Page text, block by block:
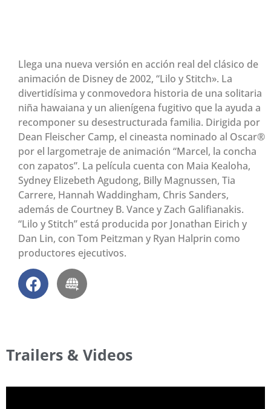
Llega una nueva versión en acción real del clásico de
animación de Disney de 2002, “Lilo y Stitch». La
divertidísima y conmovedora historia de una solitaria
niña hawaiana y un alienígena fugitivo que la ayuda a
recomponer su desestructurada familia. Dirigida por
Dean Fleischer Camp, el cineasta nominado al Oscar®
por el largometraje de animación “Marcel, la concha
con zapatos”. La película cuenta con Maia Kealoha,
Sydney Elizebeth Agudong, Billy Magnussen, Tia
Carrere, Hannah Waddingham, Chris Sanders,
además de Courtney B. Vance y Zach Galifianakis.
“Lilo y Stitch” está producida por Jonathan Eirich y
Dan Lin, con Tom Peitzman y Ryan Halprin como
productores ejecutivos.
Trailers & Videos